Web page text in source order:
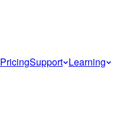
PricingSupport Learning